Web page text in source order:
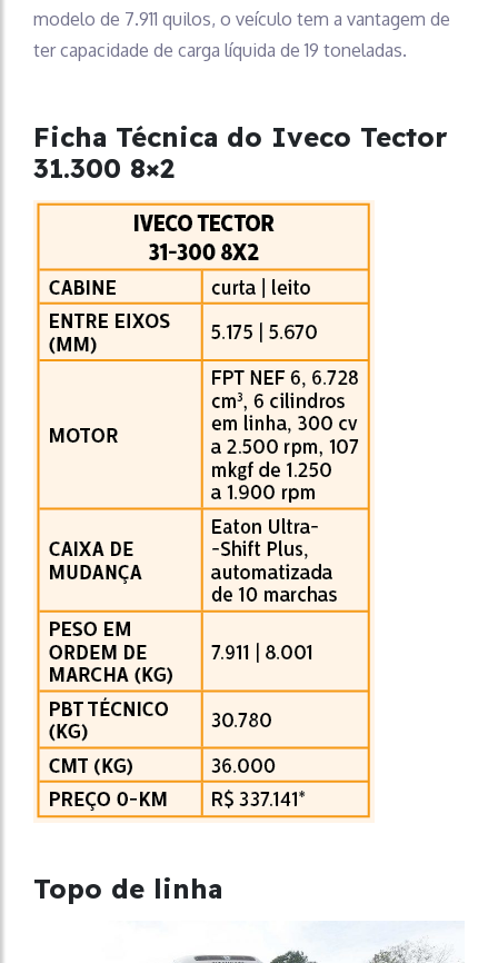
modelo de 7.911 quilos, o veículo tem a vantagem de
ter capacidade de carga líquida de 19 toneladas.
Ficha Técnica do Iveco Tector
31.300 8×2
Topo de linha